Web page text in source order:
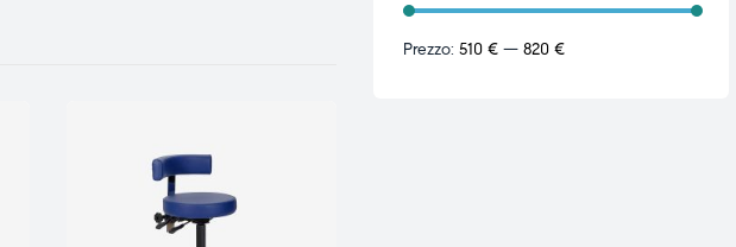
Prezzo: 510 € — 820 €